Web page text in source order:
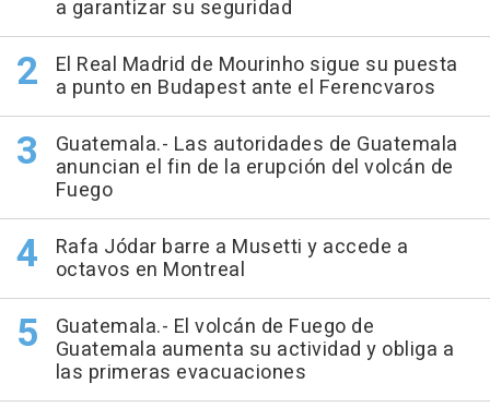
a garantizar su seguridad
El Real Madrid de Mourinho sigue su puesta
a punto en Budapest ante el Ferencvaros
Guatemala.- Las autoridades de Guatemala
anuncian el fin de la erupción del volcán de
Fuego
Rafa Jódar barre a Musetti y accede a
octavos en Montreal
Guatemala.- El volcán de Fuego de
Guatemala aumenta su actividad y obliga a
las primeras evacuaciones